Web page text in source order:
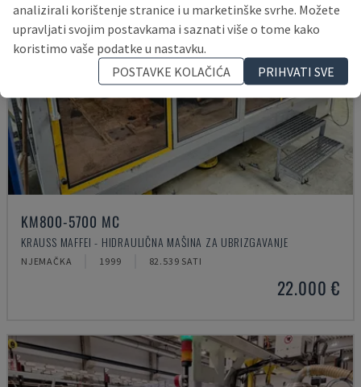
KM800-5700 MC
KRAUSS MAFFEI - HIDRAULIČNA MAŠINA ZA UBRIZGAVANJE
NJEMAČKA 1999 82.539 SATI
22.000 €
analizirali korištenje stranice i u marketinške svrhe. Možete
upravljati svojim postavkama i saznati više o tome kako
koristimo vaše podatke u nastavku.
POSTAVKE KOLAČIĆA
PRIHVATI SVE